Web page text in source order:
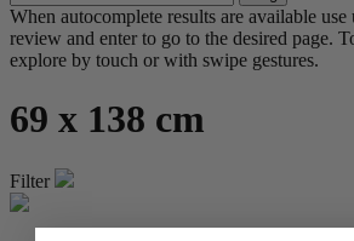
efter:
When autocomplete results are available
review and enter to go to the desired page.
explore by touch or with swipe gestures.
69 x 138 cm
Filter